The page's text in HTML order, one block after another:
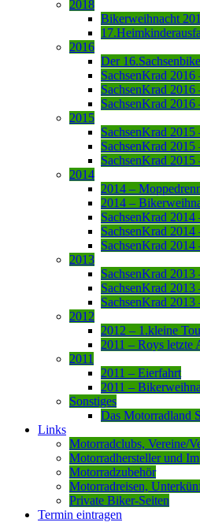
2018
Bikerweihnacht
2016
Der
SachsenKrad 2016
SachsenKrad 2016
SachsenKrad 2016
2015
SachsenKrad 2015
SachsenKrad 2015
SachsenKrad 2015
2014
2014 –
2014 –
SachsenKrad 2014
SachsenKrad 2014
SachsenKrad 2014
2013
SachsenKrad 2013
SachsenKrad 2013
SachsenKrad 2013
2012
2012 – 1.kleine
2011 – Roys letzte
2011
2011 – Eierfahrt
2011 –
Sonstiges
Das Motorradland
Links
Motorradclubs, Vereine/
Motorradhersteller und
Motorradzubehör
Motorradreisen,
Private Biker-Seiten
Termin eintragen